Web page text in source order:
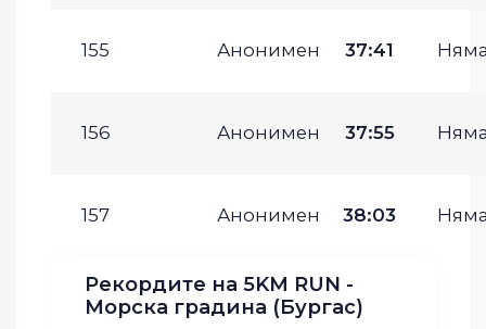
155 Анонимен 37:41
156 Анонимен 37:55
157 Анонимен 38:03
Рекордите на 5KM RUN -
Морска градина (Бургас)